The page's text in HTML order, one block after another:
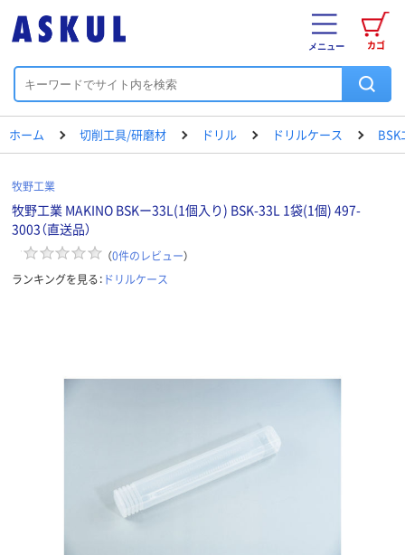
カゴ
メニュー
ホーム 切削工具/研磨材 ドリル ドリルケース BSK
牧野工業
牧野工業 MAKINO BSKー33L(1個入り) BSK-33L 1袋(1個) 497-
3003（直送品）
（0件のレビュー）
ランキングを見る： ドリルケース